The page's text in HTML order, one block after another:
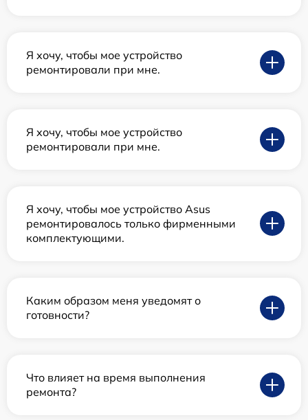
Я хочу, чтобы мое устройство
ремонтировали при мне.
Я хочу, чтобы мое устройство
ремонтировали при мне.
Я хочу, чтобы мое устройство Asus
ремонтировалось только фирменными
комплектующими.
Каким образом меня уведомят о
готовности?
Что влияет на время выполнения
ремонта?